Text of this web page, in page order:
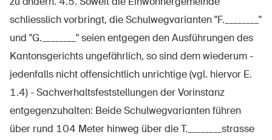
schliesslich vorbringt, die Schulwegvarianten "F.________"
und "G.________" seien entgegen den Ausführungen des
Kantonsgerichts ungefährlich, so sind dem wiederum -
jedenfalls nicht offensichtlich unrichtige (vgl. hiervor E.
1.4) - Sachverhaltsfeststellungen der Vorinstanz
entgegenzuhalten: Beide Schulwegvarianten führen
über rund 104 Meter hinweg über die T.________strasse